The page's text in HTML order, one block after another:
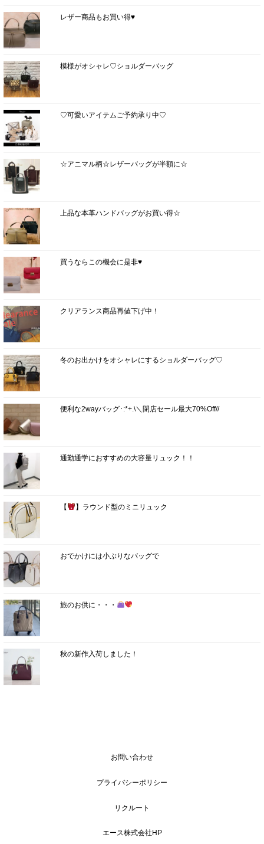
レザー商品もお買い得♥
模様がオシャレ♡ショルダーバッグ
♡可愛いアイテムご予約承り中♡
☆アニマル柄☆レザーバッグが半額に☆
上品な本革ハンドバッグがお買い得☆
買うならこの機会に是非♥
クリアランス商品再値下げ中！
冬のお出かけをオシャレにするショルダーバッグ♡
便利な2wayバッグ･:*+.\＼閉店セール最大70%Off//
通勤通学におすすめの大容量リュック！！
【 】ラウンド型のミニリュック
おでかけには小ぶりなバッグで
旅のお供に・・・
秋の新作入荷しました！
お問い合わせ
プライバシーポリシー
リクルート
エース株式会社HP